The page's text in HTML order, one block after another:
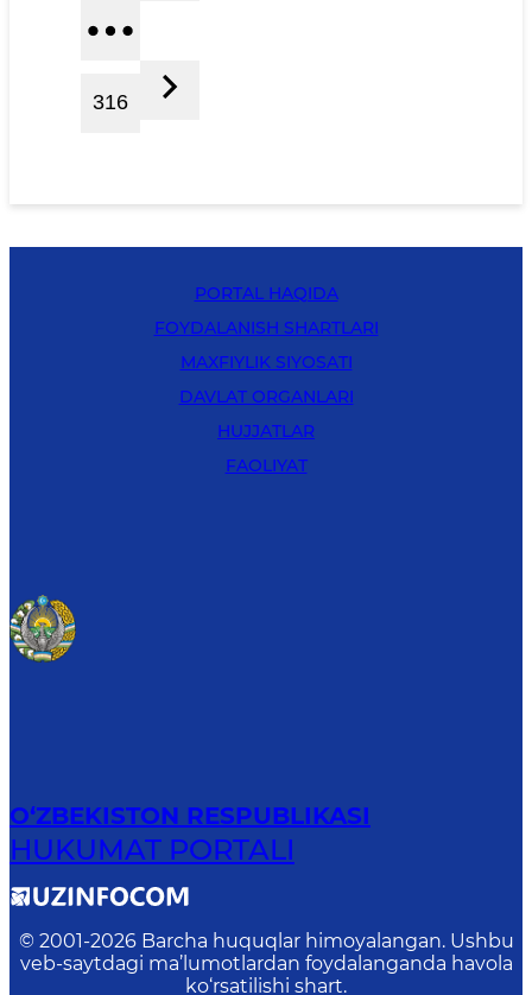
316
PORTAL HAQIDA
FOYDALANISH SHARTLARI
MAXFIYLIK SIYOSATI
DAVLAT ORGANLARI
HUJJATLAR
FAOLIYAT
O‘ZBEKISTON RESPUBLIKASI
HUKUMAT PORTALI
© 2001-2026 Barcha huquqlar himoyalangan. Ushbu
veb-saytdagi ma’lumotlardan foydalanganda havola
ko‘rsatilishi shart.